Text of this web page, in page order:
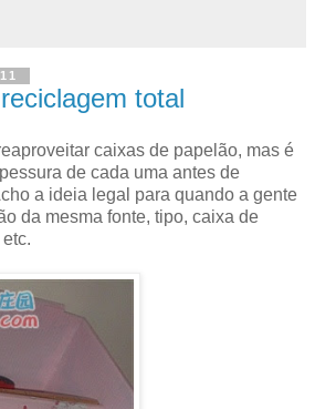
total
caixas de papelão, mas é
de cada uma antes de
a ideia legal para quando a gente
da mesma fonte, tipo, caixa de